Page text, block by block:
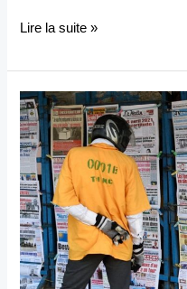
Lire la suite »
Médias
privés
béninois
:
le
parent
pauvre
d’une